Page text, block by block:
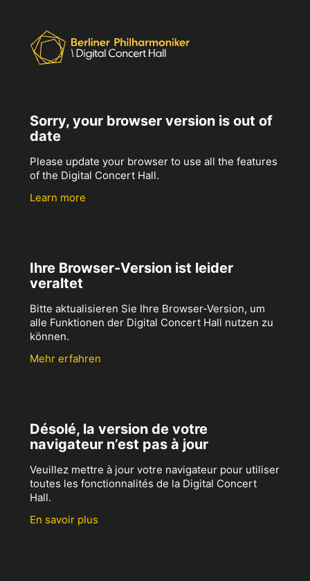
Sorry, your browser version is out of
date
Please update your browser to use all the features
of the Digital Concert Hall.
Learn more
Ihre Browser-Version ist leider
veraltet
Bitte aktualisieren Sie Ihre Browser-Version, um
alle Funktionen der Digital Concert Hall nutzen zu
können.
Mehr erfahren
Désolé, la version de votre
navigateur n’est pas à jour
Veuillez mettre à jour votre navigateur pour utiliser
toutes les fonctionnalités de la Digital Concert
Hall.
En savoir plus